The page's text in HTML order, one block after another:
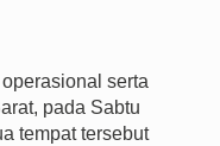
serta
pada Sabtu
tempat tersebut